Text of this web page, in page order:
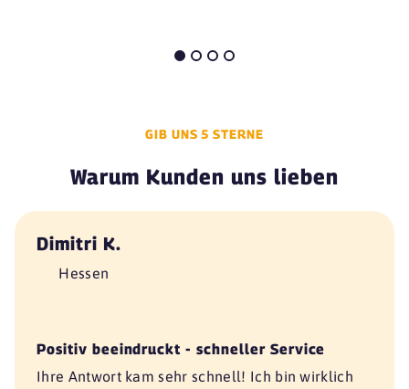
GIB UNS 5 STERNE
Warum Kunden uns lieben
Dimitri K.
Hessen
Positiv beeindruckt - schneller Service
Ihre Antwort kam sehr schnell! Ich bin wirklich